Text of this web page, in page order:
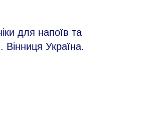
для напоїв та
Україна.